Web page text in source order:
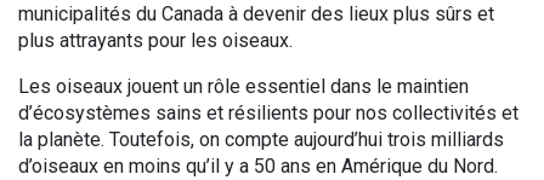
municipalités du Canada à devenir des lieux plus sûrs et
plus attrayants pour les oiseaux.
Les oiseaux jouent un rôle essentiel dans le maintien
d’écosystèmes sains et résilients pour nos collectivités et
la planète. Toutefois, on compte aujourd’hui trois milliards
d’oiseaux en moins qu’il y a 50 ans en Amérique du Nord.